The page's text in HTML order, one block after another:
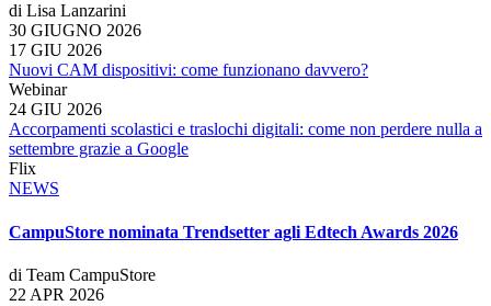
di Lisa Lanzarini
30 GIUGNO 2026
17 GIU 2026
Nuovi CAM dispositivi: come funzionano davvero?
Webinar
24 GIU 2026
Accorpamenti scolastici e traslochi digitali: come non perdere nulla a
settembre grazie a Google
Flix
NEWS
CampuStore nominata Trendsetter agli Edtech Awards 2026
di Team CampuStore
22 APR 2026